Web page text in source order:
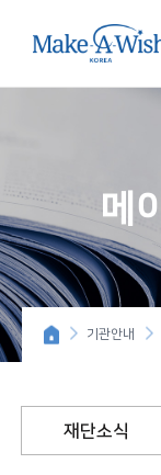
메
기관안내
재단소식